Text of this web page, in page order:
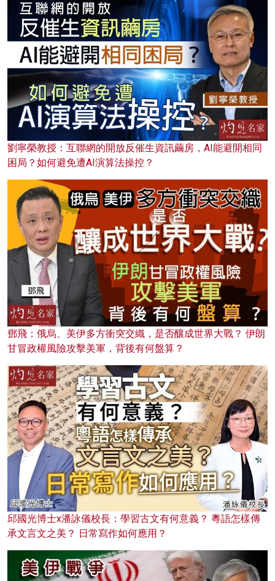
劉寧榮教授：互聯網的開放反催生資訊繭房，AI能避開相同
困局？如何避免遭AI演算法操控？
鄧飛：俄烏、美伊多方衝突交織，是否釀成世界大戰？ 伊朗
甘冒政權風險攻擊美軍，背後有何盤算？
邱國光博士x潘詠儀校長：學習古文有何意義？ 粵語怎樣傳
承文言文之美？ 日常寫作如何應用？